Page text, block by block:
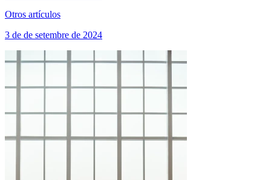
Otros artículos
3 de de setembre de 2024